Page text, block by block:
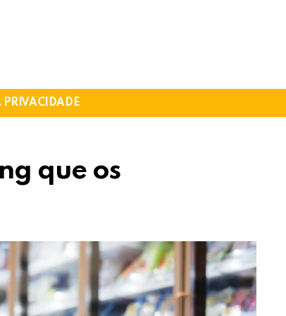
PRIVACIDADE
que os